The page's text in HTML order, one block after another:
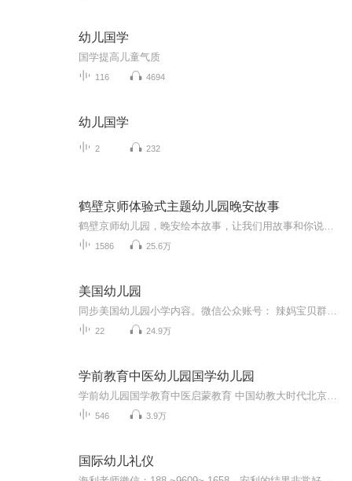
幼儿国学
国学提高儿童气质
116 4694
幼儿国学
2 232
鹤壁京师体验式主题幼儿园晚安故事
1586 25.6万
美国幼儿园
22 24.9万
学前教育中医幼儿园国学幼儿园
546 3.9万
国际幼儿礼仪